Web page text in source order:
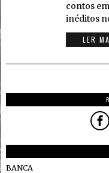
contos
inéditos
LER
BANCA